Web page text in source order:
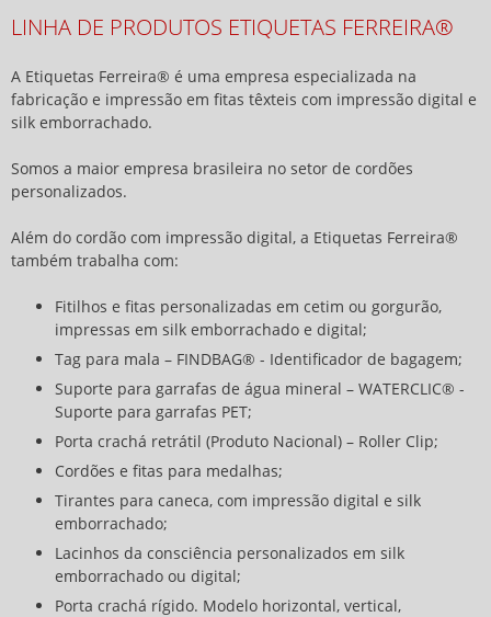
LINHA DE PRODUTOS ETIQUETAS FERREIRA®
A Etiquetas Ferreira® é uma empresa especializada na
fabricação e impressão em fitas têxteis com impressão digital e
silk emborrachado.
Somos a maior empresa brasileira no setor de cordões
personalizados.
Além do cordão com impressão digital, a Etiquetas Ferreira®
também trabalha com:
Fitilhos e fitas personalizadas em cetim ou gorgurão,
impressas em silk emborrachado e digital;
Tag para mala – FINDBAG® - Identificador de bagagem;
Suporte para garrafas de água mineral – WATERCLIC® -
Suporte para garrafas PET;
Porta crachá retrátil (Produto Nacional) – Roller Clip;
Cordões e fitas para medalhas;
Tirantes para caneca, com impressão digital e silk
emborrachado;
Lacinhos da consciência personalizados em silk
emborrachado ou digital;
Porta crachá rígido. Modelo horizontal, vertical,